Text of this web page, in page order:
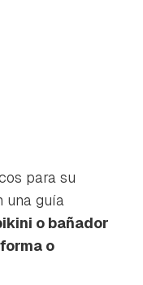
para su
una guía
o bañador
o